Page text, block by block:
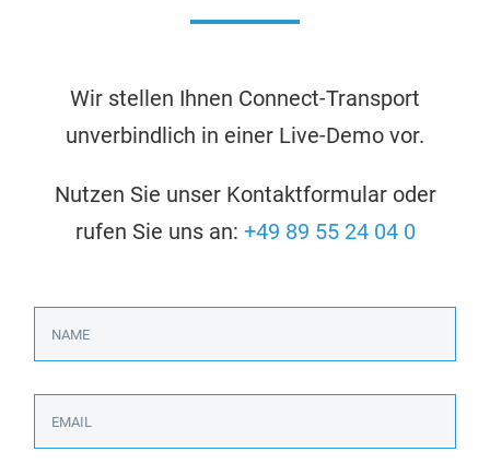
Wir stellen Ihnen Connect-Transport
unverbindlich in einer Live-Demo vor.
Nutzen Sie unser Kontaktformular oder
rufen Sie uns an: +49 89 55 24 04 0